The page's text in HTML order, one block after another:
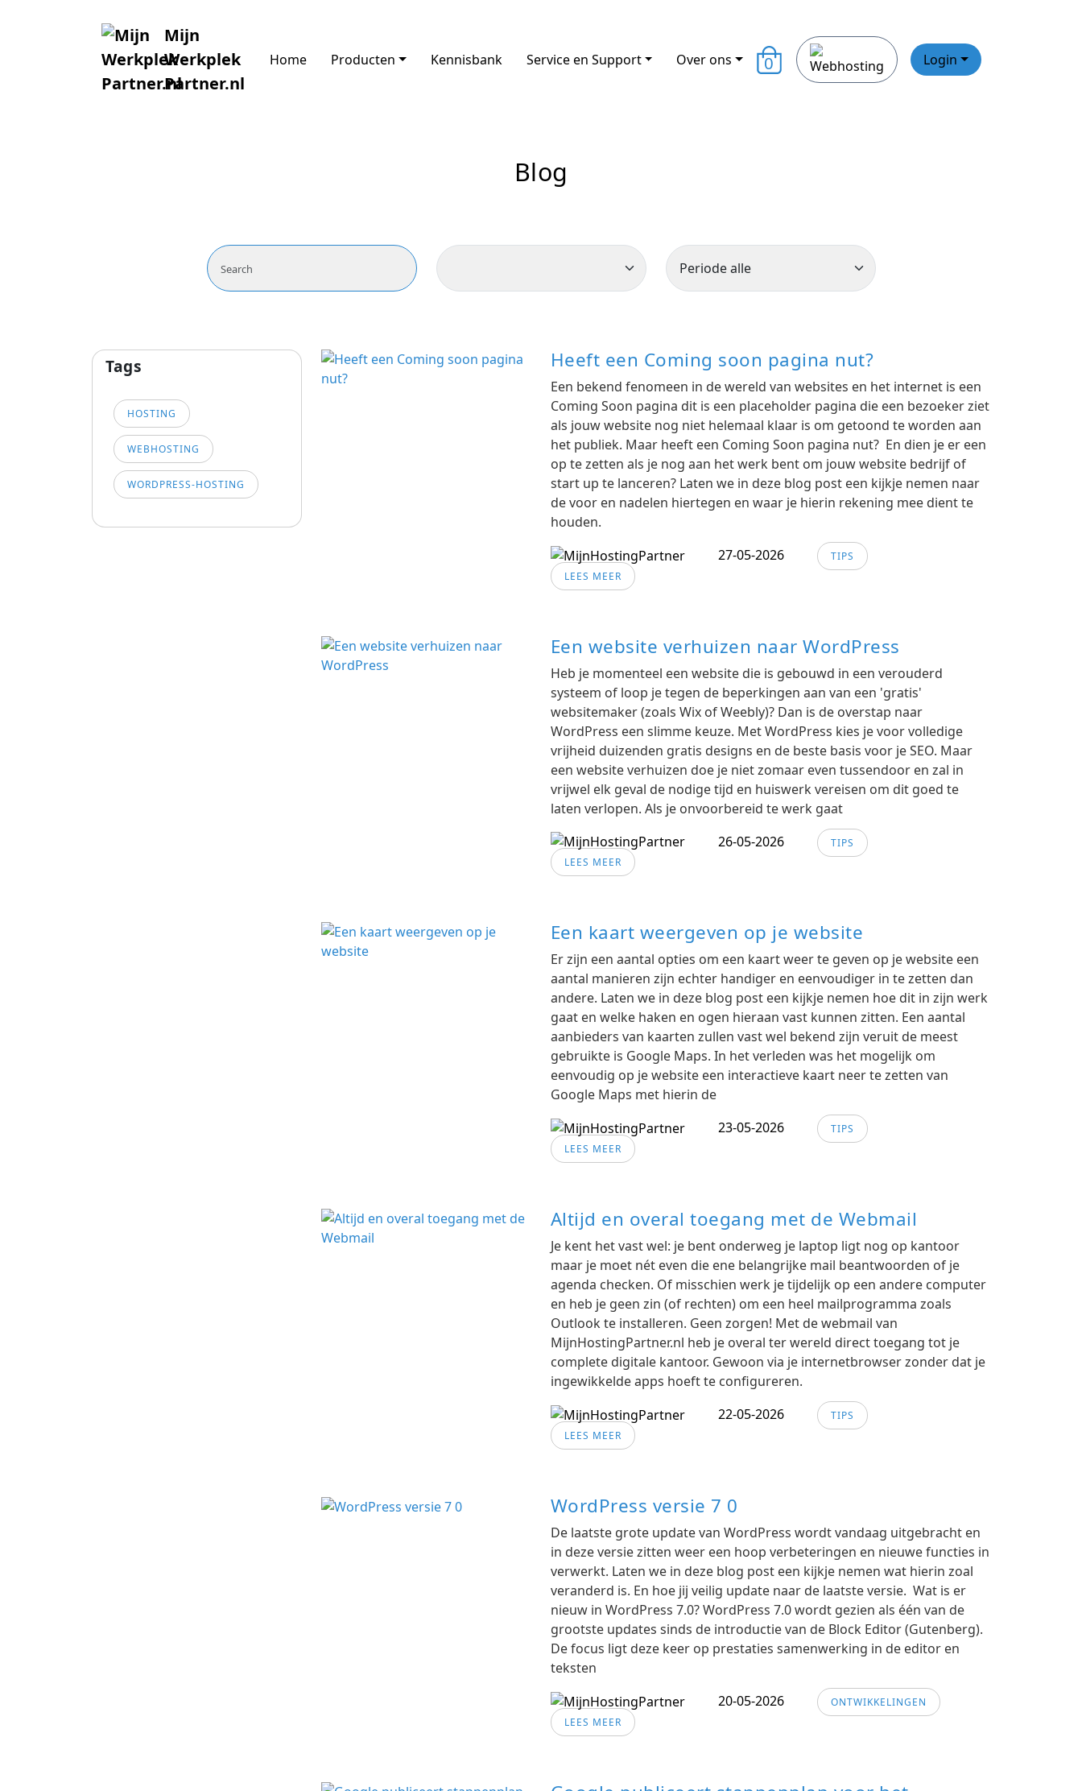
Mijn
Werkplek
Partner.nl
Home Producten Kennisbank Service en Support Over ons 0 Login
Blog
Tags
HOSTING
WEBHOSTING
WORDPRESS-HOSTING
Heeft een Coming soon pagina nut?
Een bekend fenomeen in de wereld van websites en het internet is een
Coming Soon pagina dit is een placeholder pagina die een bezoeker ziet
als jouw website nog niet helemaal klaar is om getoond te worden aan
het publiek. Maar heeft een Coming Soon pagina nut? En dien je er een
op te zetten als je nog aan het werk bent om jouw website bedrijf of
start up te lanceren? Laten we in deze blog post een kijkje nemen naar
de voor en nadelen hiertegen en waar je hierin rekening mee dient te
houden.
27-05-2026
TIPS
LEES MEER
Een website verhuizen naar WordPress
Heb je momenteel een website die is gebouwd in een verouderd
systeem of loop je tegen de beperkingen aan van een 'gratis'
websitemaker (zoals Wix of Weebly)? Dan is de overstap naar
WordPress een slimme keuze. Met WordPress kies je voor volledige
vrijheid duizenden gratis designs en de beste basis voor je SEO. Maar
een website verhuizen doe je niet zomaar even tussendoor en zal in
vrijwel elk geval de nodige tijd en huiswerk vereisen om dit goed te
laten verlopen. Als je onvoorbereid te werk gaat
26-05-2026
TIPS
LEES MEER
Een kaart weergeven op je website
Er zijn een aantal opties om een kaart weer te geven op je website een
aantal manieren zijn echter handiger en eenvoudiger in te zetten dan
andere. Laten we in deze blog post een kijkje nemen hoe dit in zijn werk
gaat en welke haken en ogen hieraan vast kunnen zitten. Een aantal
aanbieders van kaarten zullen vast wel bekend zijn veruit de meest
gebruikte is Google Maps. In het verleden was het mogelijk om
eenvoudig op je website een interactieve kaart neer te zetten van
Google Maps met hierin de
23-05-2026
TIPS
LEES MEER
Altijd en overal toegang met de Webmail
Je kent het vast wel: je bent onderweg je laptop ligt nog op kantoor
maar je moet nét even die ene belangrijke mail beantwoorden of je
agenda checken. Of misschien werk je tijdelijk op een andere computer
en heb je geen zin (of rechten) om een heel mailprogramma zoals
Outlook te installeren. Geen zorgen! Met de webmail van
MijnHostingPartner.nl heb je overal ter wereld direct toegang tot je
complete digitale kantoor. Gewoon via je internetbrowser zonder dat je
ingewikkelde apps hoeft te configureren.
22-05-2026
TIPS
LEES MEER
WordPress versie 7 0
De laatste grote update van WordPress wordt vandaag uitgebracht en
in deze versie zitten weer een hoop verbeteringen en nieuwe functies in
verwerkt. Laten we in deze blog post een kijkje nemen wat hierin zoal
veranderd is. En hoe jij veilig update naar de laatste versie. Wat is er
nieuw in WordPress 7.0? WordPress 7.0 wordt gezien als één van de
grootste updates sinds de introductie van de Block Editor (Gutenberg).
De focus ligt deze keer op prestaties samenwerking in de editor en
teksten
20-05-2026
ONTWIKKELINGEN
LEES MEER